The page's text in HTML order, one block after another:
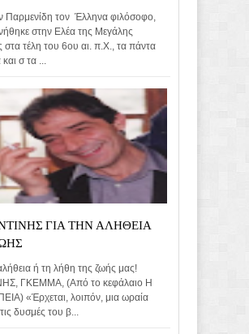
Παρμενίδη τον Έλληνα φιλόσοφο,
στην Ελέα της Μεγάλης
στα τέλη του 6ου αι. π.Χ., τα πάντα
και σ τα ...
ΓΙΑ ΤΗΝ ΑΛΗΘΕΙΑ
ή τη λήθη της ζωής μας!
ΓΚΕΜΜΑ, (Από το κεφάλαιο Η
«Έρχεται, λοιπόν, μια ωραία
δυσμές του β...